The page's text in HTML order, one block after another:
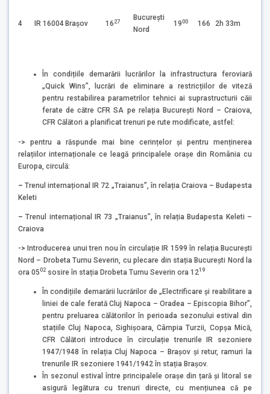
4 IR 16004 Brașov 16 27
Bucureşti
Nord
19 00 166 2h 33m
În condițiile demarării lucrărilor la infrastructura feroviară
„Quick Wins”, lucrări de eliminare a restricțiilor de viteză
pentru restabilirea parametrilor tehnici ai suprastructurii căii
ferate de către CFR SA pe relația București Nord – Craiova,
CFR Călători a planificat trenuri pe rute modificate, astfel:
-> pentru a răspunde mai bine cerințelor și pentru menținerea
relațiilor internaționale ce leagă principalele orașe din România cu
Europa, circulă:
– Trenul internațional IR 72 „Traianus”, în relația Craiova – Budapesta
Keleti
– Trenul internațional IR 73 „Traianus”, în relația Budapesta Keleti –
Craiova
-> Introducerea unui tren nou în circulație IR 1599 în relația București
Nord – Drobeta Turnu Severin, cu plecare din stația București Nord la
ora 05 02sosire în stația Drobeta Turnu Severin ora 1219
În condițiile demarării lucrărilor de „Electrificare și reabilitare a
liniei de cale ferată Cluj Napoca – Oradea – Episcopia Bihor”,
pentru preluarea călătorilor în perioada sezonului estival din
stațiile Cluj Napoca, Sighișoara, Câmpia Turzii, Copșa Mică,
CFR Călători introduce în circulație trenurile IR sezoniere
1947/1948 în relația Cluj Napoca – Brașov și retur, ramuri la
trenurile IR sezoniere 1941/1942 în stația Brașov.
În sezonul estival între principalele orașe din țară și litoral se
asigură legătura cu trenuri directe, cu mențiunea că pe